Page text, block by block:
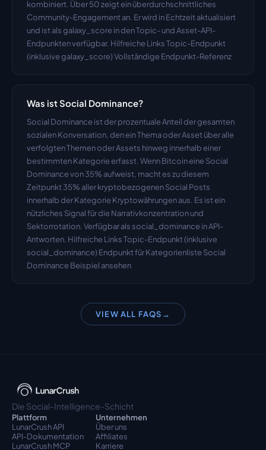
kombiniert. Über 50 zeigt ein überdurchschnittliches
Community-Engagement an. Er wird in Echtzeit aktualisiert
und ist als galaxy_score in den Topic- und Asset-API-
Endpunkten verfügbar. Hilfreiche Links Topic-Endpunkt
(inklusive galaxy_score) Vollständige Endpunkt-Referenz
Was ist Social Dominance?
Social Dominance ist der prozentuale Anteil der gesamten
sozialen Konversation, den ein Thema oder Asset über alle
verfolgten Themen oder Assets hinweg innerhalb einer
bestimmten Kategorie erfasst. Wenn Bitcoin eine Social
Dominance von 35% aufweist, macht es zu diesem
Zeitpunkt 35% aller kryptobezogenen Social Posts
innerhalb der Kategorie Kryptowährungen aus. Es ist ein
nützliches Signal für die Narrativkonzentration und
Sektorrotation. Verfügbar als social_dominance in API-
Antworten. Hilfreiche Links Topic-Endpunkt (inklusive
social_dominance) Endpunkt für Kategorienliste Social
Dominance Beispiel ansehen
VIEW ALL FAQS →
Die Social-Intelligence-Schicht
Plattform
LunarCrush API
API-Dokumentation
LunarCrush MCP
Unternehmen
Über uns
Affiliates
Karriere